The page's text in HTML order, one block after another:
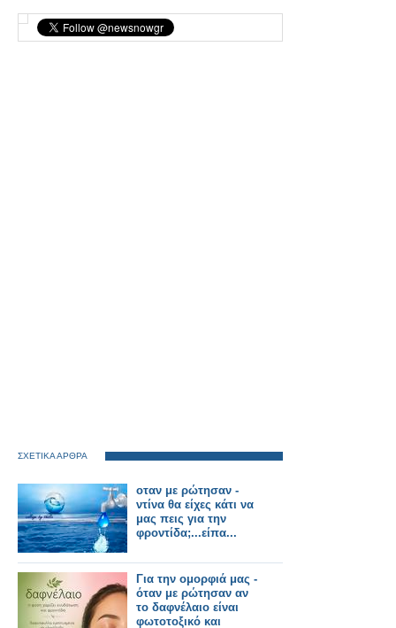
ΣΧΕΤΙΚΑ ΑΡΘΡΑ
οταν με ρώτησαν -
ντίνα θα είχες κάτι να
μας πεις για την
φροντίδα;...είπα...
Για την ομορφιά μας -
όταν με ρώτησαν αν
το δαφνέλαιο είναι
φωτοτοξικό και